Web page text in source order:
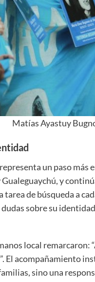
Matías Ayastuy
un paso más
y
tarea de búsqueda a
sobre su
local remarcaron:
El acompañamiento
sino una